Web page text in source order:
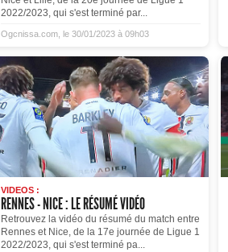
2022/2023, qui s'est terminé par...
Ogcnissa.com, le 30/01/2023 à 09h03
VIDEOS :
RENNES - NICE : LE RÉSUMÉ VIDÉO
Retrouvez la vidéo du résumé du match entre
Rennes et Nice, de la 17e journée de Ligue 1
2022/2023, qui s'est terminé pa...